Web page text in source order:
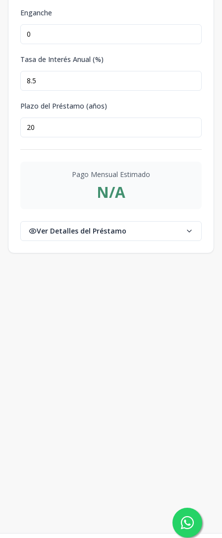
Enganche
Tasa de Interés Anual (%)
Plazo del Préstamo (años)
Pago Mensual Estimado
N/A
Ver Detalles del Préstamo